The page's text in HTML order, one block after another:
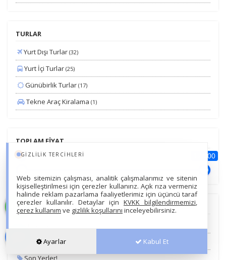
GIZLILIK TERCIHLERI
Web sitemizin çalışması, analitik çalışmalarımız ve sitenin
kişiselleştirilmesi için çerezler kullanırız. Açık rıza vermeniz
halinde reklam pazarlama faaliyetlerimiz için üçüncü taraf
çerezler kullanılır. Detaylar için KVKK bilgilendirmemizi,
çerez kullanım ve gizlilik koşullarını inceleyebilirsiniz.
Ayarlar Kabul Et
TURLAR
Yurt Dışı Turlar (32)
Yurt İçi Turlar (25)
Günübirlik Turlar (17)
Tekne Araç Kiralama (1)
TOPLAM FİYAT
0 17 000
ETİKET
Iyi Seçim!
Son Yerler!